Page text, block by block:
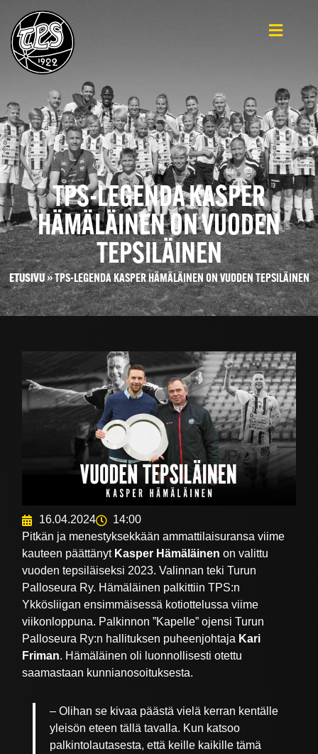
TPS-LEGENDA KASPER
HÄMÄLÄINEN ON VUODEN
TEPSILÄINEN
ETUSIVU»TPS-LEGENDA KASPER HÄMÄLÄINEN ON VUODEN TEPSILÄINEN
16.04.2024
14:00
Pitkän ja menestyksekkään ammattilaisuransa viime
kauteen päättänyt Kasper Hämäläinen on valittu
vuoden tepsiläiseksi 2023. Valinnan teki Turun
Palloseura Ry. Hämäläinen palkittiin TPS:n
Ykkösliigan ensimmäisessä kotiottelussa viime
viikonloppuna. Palkinnon ”Kapelle” ojensi Turun
Palloseura Ry:n hallituksen puheenjohtaja Kari
Friman. Hämäläinen oli luonnollisesti otettu
saamastaan kunnianosoituksesta.
– Olihan se kivaa päästä vielä kerran kentälle
yleisön eteen tällä tavalla. Kun katsoo
palkintolautasesta, että keille kaikille tämä